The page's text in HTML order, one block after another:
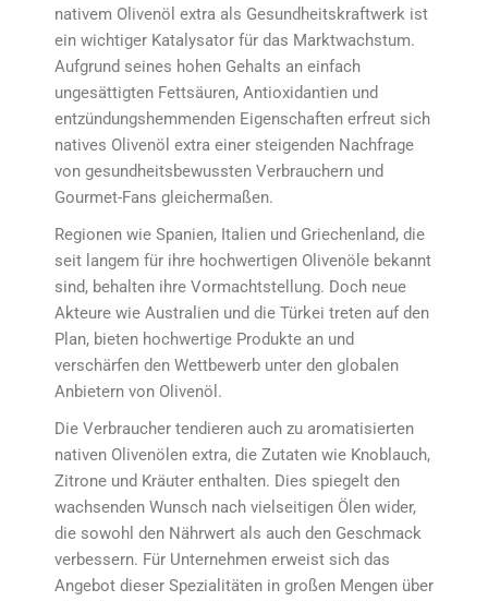
nativem Olivenöl extra als Gesundheitskraftwerk ist
ein wichtiger Katalysator für das Marktwachstum.
Aufgrund seines hohen Gehalts an einfach
ungesättigten Fettsäuren, Antioxidantien und
entzündungshemmenden Eigenschaften erfreut sich
natives Olivenöl extra einer steigenden Nachfrage
von gesundheitsbewussten Verbrauchern und
Gourmet-Fans gleichermaßen.
Regionen wie Spanien, Italien und Griechenland, die
seit langem für ihre hochwertigen Olivenöle bekannt
sind, behalten ihre Vormachtstellung. Doch neue
Akteure wie Australien und die Türkei treten auf den
Plan, bieten hochwertige Produkte an und
verschärfen den Wettbewerb unter den globalen
Anbietern von Olivenöl.
Die Verbraucher tendieren auch zu aromatisierten
nativen Olivenölen extra, die Zutaten wie Knoblauch,
Zitrone und Kräuter enthalten. Dies spiegelt den
wachsenden Wunsch nach vielseitigen Ölen wider,
die sowohl den Nährwert als auch den Geschmack
verbessern. Für Unternehmen erweist sich das
Angebot dieser Spezialitäten in großen Mengen über